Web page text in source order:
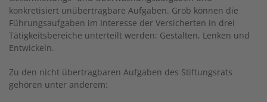
konkretisiert unübertragbare Aufgaben. Grob können die
Führungsaufgaben im Interesse der Versicherten in drei
Tätigkeitsbereiche unterteilt werden: Gestalten, Lenken und
Entwickeln.
Zu den nicht übertragbaren Aufgaben des Stiftungsrats
gehören unter anderem: